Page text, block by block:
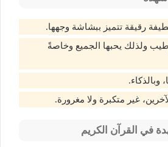
رقيقة تتميز ببشاشة وجهها.
ولذلك يحبها الجميع وخاصةً
وبالذكاء.
غير متكبرة ولا مغرورة.
في القرآن الكريم